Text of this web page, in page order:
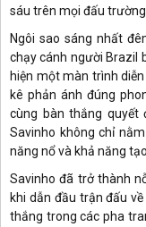
sáu trên mọi đấu trường.
Ngôi sao sáng nhất
chạy cánh người Brazil
hiện một màn trình
kê phản ánh đúng
cùng bàn thắng quyết
Savinho không chỉ
năng nổ và khả năng
Savinho đã trở thành
khi dẫn đầu trận đấu
thắng trong các pha